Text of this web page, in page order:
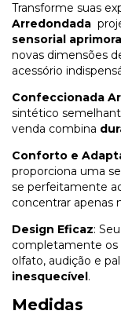
Transforme suas
Arredondada
sensorial
novas dimensões
acessório
Confeccionada
sintético
venda combina
Conforto e
proporciona uma
se perfeitamente
concentrar apenas
Design Eficaz:
completamente os
olfato, audição e
inesquecível.
Medidas